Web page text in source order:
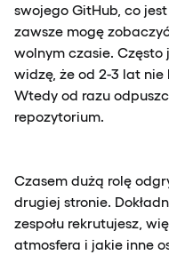
swojego GitHub, co
zawsze mogę
wolnym czasie.
widzę, że od 2-3 lat
Wtedy od razu
repozytorium.
Czasem dużą rolę
drugiej stronie.
zespołu rekrutujesz,
atmosfera i jakie inne